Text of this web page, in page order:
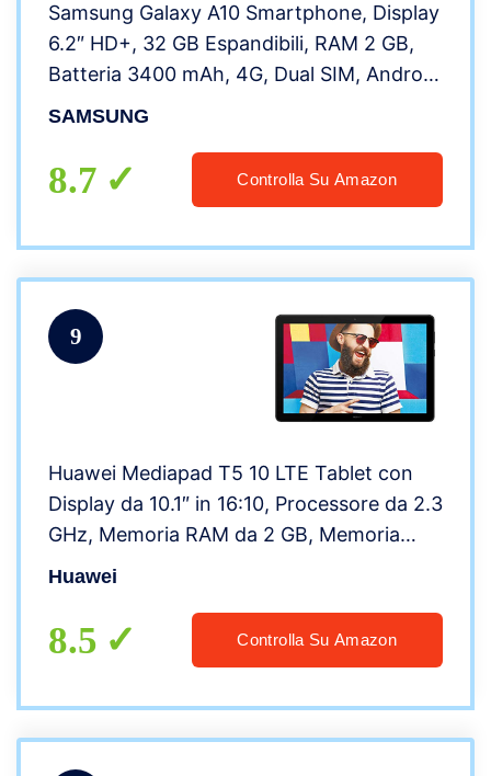
Samsung Galaxy A10 Smartphone, Display
6.2″ HD+, 32 GB Espandibili, RAM 2 GB,
Batteria 3400 mAh, 4G, Dual SIM, Android
9 Pie, [Versione Italiana], Black
SAMSUNG
8.7 Controlla Su Amazon
9
Huawei Mediapad T5 10 LTE Tablet con
Display da 10.1″ in 16:10, Processore da 2.3
GHz, Memoria RAM da 2 GB, Memoria
Interna da 16 GB, Nero
Huawei
8.5 Controlla Su Amazon